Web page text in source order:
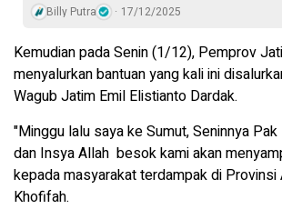
Billy Putra 17/12/2025
Kemudian pada Senin (1/12), Pemprov
menyalurkan bantuan yang kali ini
Wagub Jatim Emil Elistianto Dardak.
"Minggu lalu saya ke Sumut, Seninnya
dan Insya Allah besok kami akan
kepada masyarakat terdampak di Provinsi
Khofifah.